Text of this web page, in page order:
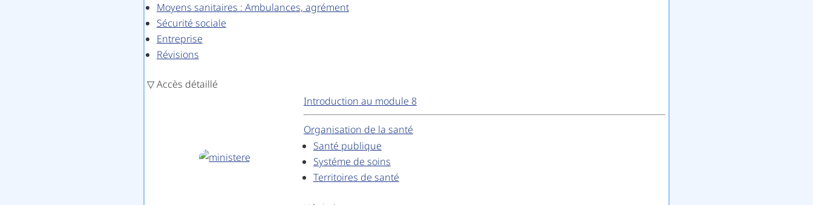
Moyens sanitaires : Ambulances, agrément
Sécurité sociale
Entreprise
Révisions
▽ Accès détaillé
Introduction au module 8
Organisation de la santé
Santé publique
Systéme de soins
Territoires de santé